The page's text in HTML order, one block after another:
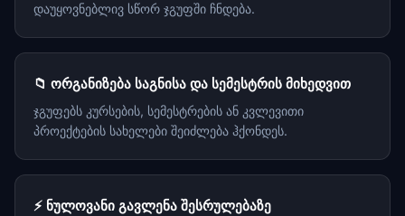
დაუყოვნებლივ სწორ ჯგუფში ჩნდება.
📁 ორგანიზება საგნისა და სემესტრის მიხედვით
ჯგუფებს კურსების, სემესტრების ან კვლევითი
პროექტების სახელები შეიძლება ჰქონდეს.
⚡ ნულოვანი გავლენა შესრულებაზე